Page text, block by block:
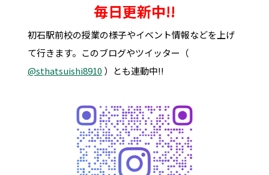
毎日更新中!!
初石駅前校の授業の様子やイベント情報などを上げ
て行きます。このブログやツイッター（
@sthatsuishi8910 ）とも連動中!!